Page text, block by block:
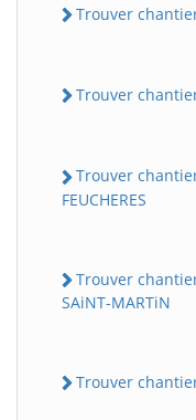
Trouver
Trouver
Trouver
FEUCHERES
Trouver
SAiNT-MARTiN
Trouver